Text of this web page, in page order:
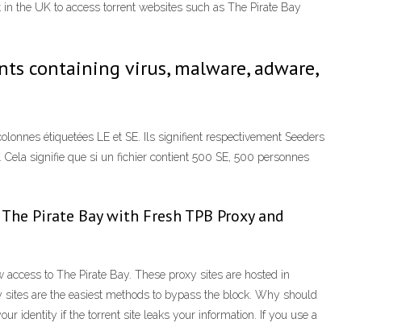
the UK to access torrent websites such as The Pirate Bay
containing virus, malware, adware,
étiquetées LE et SE. Ils signifient respectivement Seeders
signifie que si un fichier contient 500 SE, 500 personnes
Pirate Bay with Fresh TPB Proxy and
to The Pirate Bay. These proxy sites are hosted in
are the easiest methods to bypass the block. Why should
identity if the torrent site leaks your information. If you use a